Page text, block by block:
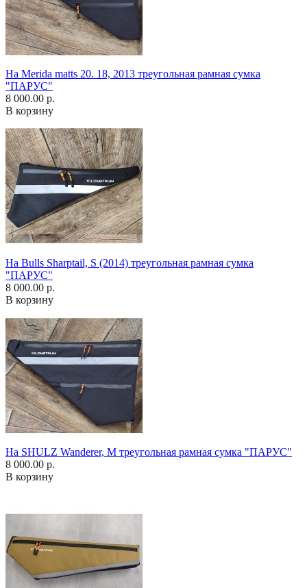
На Merida matts 20. 18, 2013 треугольная рамная сумка
"ПАРУС"
8 000.00 р.
В корзину
На Bulls Sharptail, S (2014) треугольная рамная сумка
"ПАРУС"
8 000.00 р.
В корзину
На SHULZ Wanderer, M треугольная рамная сумка "ПАРУС"
8 000.00 р.
В корзину